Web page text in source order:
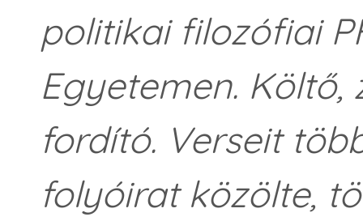
politikai filozófiai
Egyetemen. Költő,
fordító. Verseit
folyóirat közölte,